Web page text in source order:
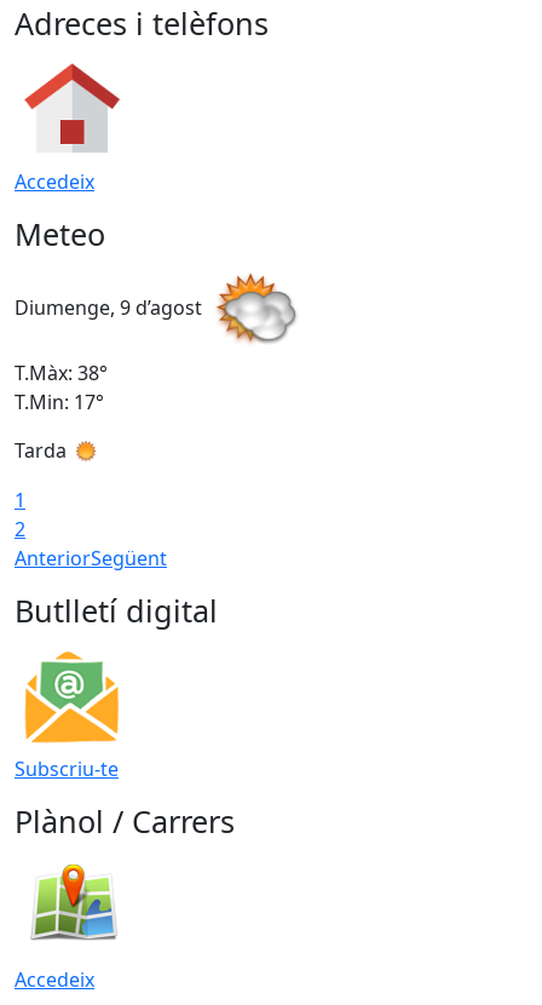
Adreces i telèfons
Accedeix
Meteo
Diumenge, 9 d’agost
T.Màx: 38°
T.Min: 17°
Tarda
1
2
AnteriorSegüent
Butlletí digital
Subscriu-te
Plànol / Carrers
Accedeix